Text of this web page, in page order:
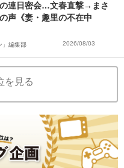
連日密会…文春直撃→まさ
声《妻・趣里の不在中
」編集部 2026/08/03
を見る